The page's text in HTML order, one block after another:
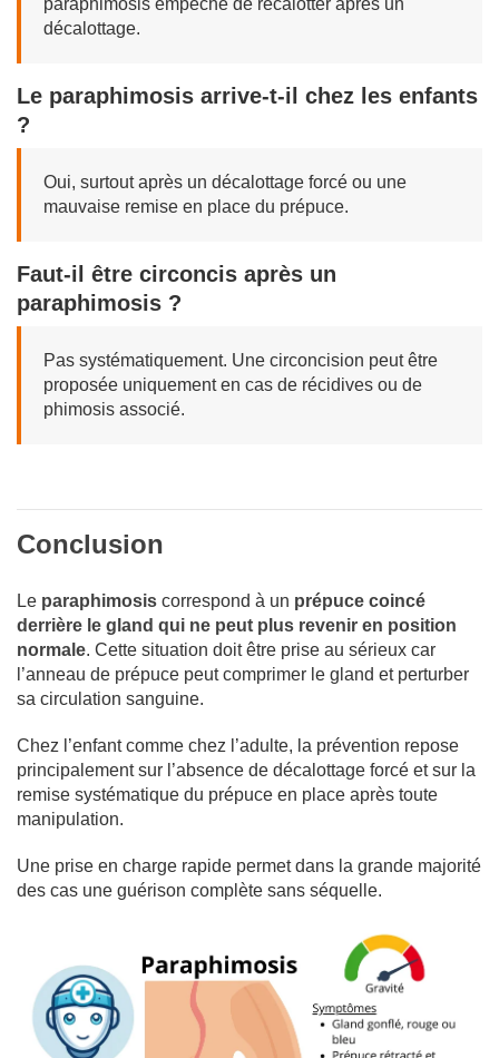
décalottage.
Le paraphimosis arrive-t-il chez les enfants
?
Oui, surtout après un décalottage forcé ou une
mauvaise remise en place du prépuce.
Faut-il être circoncis après un
paraphimosis ?
Pas systématiquement. Une circoncision peut être
proposée uniquement en cas de récidives ou de
phimosis associé.
Conclusion
Le paraphimosis correspond à un prépuce coincé
derrière le gland qui ne peut plus revenir en position
normale. Cette situation doit être prise au sérieux car
l’anneau de prépuce peut comprimer le gland et perturber
sa circulation sanguine.
Chez l’enfant comme chez l’adulte, la prévention repose
principalement sur l’absence de décalottage forcé et sur la
remise systématique du prépuce en place après toute
manipulation.
Une prise en charge rapide permet dans la grande majorité
des cas une guérison complète sans séquelle.